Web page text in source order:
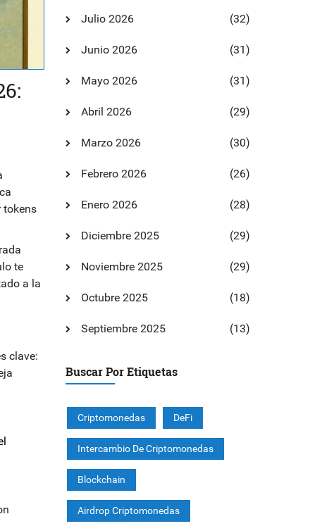
tokens
te
a la
clave:
Julio 2026 (32)
Junio 2026 (31)
Mayo 2026 (31)
Abril 2026 (29)
Marzo 2026 (30)
Febrero 2026 (26)
Enero 2026 (28)
Diciembre 2025 (29)
Noviembre 2025 (29)
Octubre 2025 (18)
Septiembre 2025 (13)
Buscar Por Etiquetas
Criptomonedas DeFi
Intercambio De Criptomonedas
Blockchain
Airdrop Criptomonedas